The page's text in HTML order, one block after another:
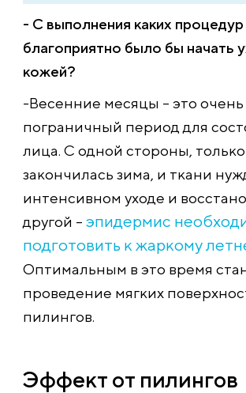
- С выполнения каких
благоприятно было бы начать
кожей?
-Весенние месяцы – это
пограничный период для
лица. С одной стороны,
закончилась зима, и ткани
интенсивном уходе и
другой – эпидермис
подготовить к жаркому
Оптимальным в это время
проведение мягких
пилингов.
Эффект от пилингов